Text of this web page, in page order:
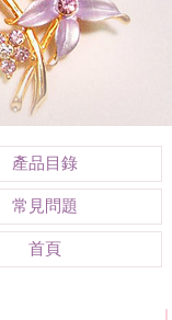
產品目錄
常見問題
首頁